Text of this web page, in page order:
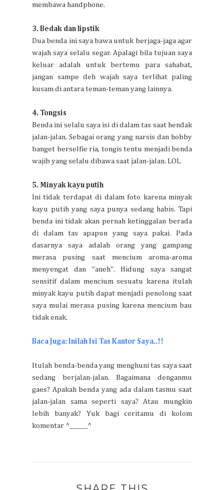
membawa handphone.
3. Bedak dan lipstik
Dua benda ini saya bawa untuk berjaga-jaga agar
wajah saya selalu segar. Apalagi bila tujuan saya
keluar adalah untuk bertemu para sahabat,
jangan sampe deh wajah saya terlihat paling
kusam di antara teman-teman yang lainnya.
4. Tongsis
Benda ini selalu saya isi di dalam tas saat hendak
jalan-jalan. Sebagai orang yang narsis dan hobby
banget berselfie ria, tongis tentu menjadi benda
wajib yang selalu dibawa saat jalan-jalan. LOL
5. Minyak kayu putih
Ini tidak terdapat di dalam foto karena minyak
kayu putih yang saya punya sedang habis. Tapi
benda ini tidak akan pernah ketinggalan berada
di dalam tas apapun yang saya pakai. Pada
dasarnya saya adalah orang yang gampang
merasa pusing saat mencium aroma-aroma
menyengat dan "aneh". Hidung saya sangat
sensitif dalam mencium sesuatu karena itulah
minyak kayu putih dapat menjadi penolong saat
saya mulai merasa pusing karena mencium bau
tidak enak.
Baca Juga: Inilah Isi Tas Kantor Saya..!!
Itulah benda-benda yang menghuni tas saya saat
sedang berjalan-jalan. Bagaimana denganmu
gaes? Apakah benda yang ada dalam tasmu saat
jalan-jalan sama seperti saya? Atau mungkin
lebih banyak? Yuk bagi ceritamu di kolom
komentar ^______^